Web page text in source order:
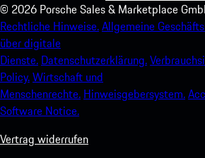
© 2026 Porsche Sales & Marketplace
Rechtliche Hinweise.Allgemeine
über digitale
Dienste. Datenschutzerklärung.
Policy.Wirtschaft und
Menschenrechte. Hinweisgebersystem.
Software Notice.
Vertrag widerrufen